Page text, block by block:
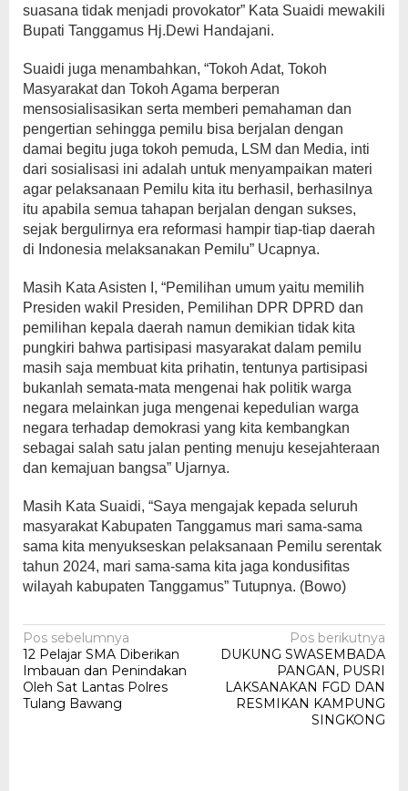
suasana tidak menjadi provokator” Kata Suaidi mewakili
Bupati Tanggamus Hj.Dewi Handajani.
Suaidi juga menambahkan, “Tokoh Adat, Tokoh
Masyarakat dan Tokoh Agama berperan
mensosialisasikan serta memberi pemahaman dan
pengertian sehingga pemilu bisa berjalan dengan
damai begitu juga tokoh pemuda, LSM dan Media, inti
dari sosialisasi ini adalah untuk menyampaikan materi
agar pelaksanaan Pemilu kita itu berhasil, berhasilnya
itu apabila semua tahapan berjalan dengan sukses,
sejak bergulirnya era reformasi hampir tiap-tiap daerah
di Indonesia melaksanakan Pemilu” Ucapnya.
Masih Kata Asisten I, “Pemilihan umum yaitu memilih
Presiden wakil Presiden, Pemilihan DPR DPRD dan
pemilihan kepala daerah namun demikian tidak kita
pungkiri bahwa partisipasi masyarakat dalam pemilu
masih saja membuat kita prihatin, tentunya partisipasi
bukanlah semata-mata mengenai hak politik warga
negara melainkan juga mengenai kepedulian warga
negara terhadap demokrasi yang kita kembangkan
sebagai salah satu jalan penting menuju kesejahteraan
dan kemajuan bangsa” Ujarnya.
Masih Kata Suaidi, “Saya mengajak kepada seluruh
masyarakat Kabupaten Tanggamus mari sama-sama
sama kita menyukseskan pelaksanaan Pemilu serentak
tahun 2024, mari sama-sama kita jaga kondusifitas
wilayah kabupaten Tanggamus” Tutupnya. (Bowo)
Navigasi
pos
Pos sebelumnya
12 Pelajar SMA Diberikan
Imbauan dan Penindakan
Oleh Sat Lantas Polres
Tulang Bawang
Pos berikutnya
DUKUNG SWASEMBADA
PANGAN, PUSRI
LAKSANAKAN FGD DAN
RESMIKAN KAMPUNG
SINGKONG